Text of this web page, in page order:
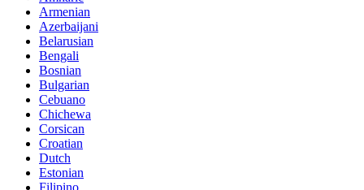
Armenian
Azerbaijani
Belarusian
Bengali
Bosnian
Bulgarian
Cebuano
Chichewa
Corsican
Croatian
Dutch
Estonian
Filipino